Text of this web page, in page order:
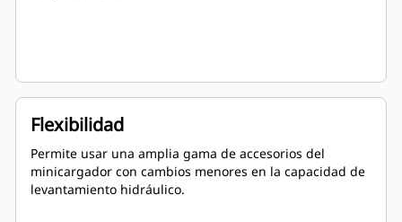
Flexibilidad
Permite usar una amplia gama de accesorios del
minicargador con cambios menores en la capacidad de
levantamiento hidráulico.